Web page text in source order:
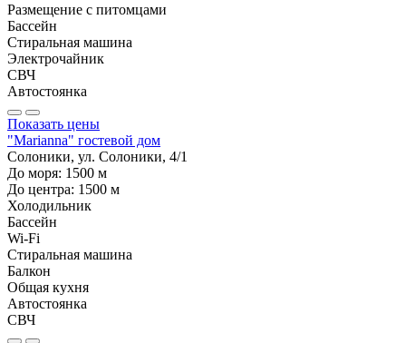
Размещение с питомцами
Бассейн
Стиральная машина
Электрочайник
СВЧ
Автостоянка
Показать цены
"Marianna" гостевой дом
Солоники, ул. Солоники, 4/1
До моря: 1500 м
До центра: 1500 м
Холодильник
Бассейн
Wi-Fi
Стиральная машина
Балкон
Общая кухня
Автостоянка
СВЧ